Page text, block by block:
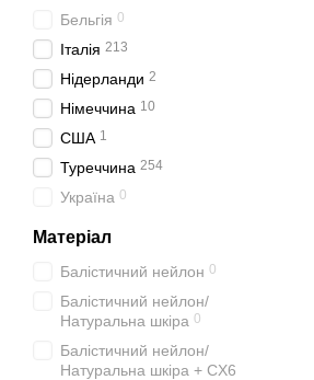
Бельгія 0
Італія 213
Нідерланди 2
Німеччина 10
США 1
Туреччина 254
Україна 0
Матеріал
Балістичний нейлон 0
Балістичний нейлон/
Натуральна шкіра 0
Балістичний нейлон/
Натуральна шкіра + CX6